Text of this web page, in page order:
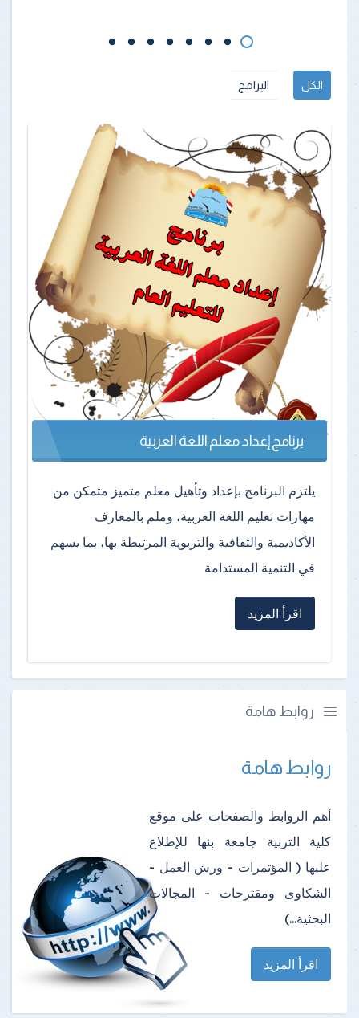
الكل البرامج
برنامج إعداد معلم اللغة العربية
يلتزم البرنامج بإعداد وتأهيل معلم متميز متمكن من
مهارات تعليم اللغة العربية، وملم بالمعارف
الأكاديمية والثقافية والتربوية المرتبطة بها، بما يسهم
في التنمية المستدامة
اقرأ المزيد
روابط هامة
روابط هامة
أهم الروابط والصفحات على موقع
كلية التربية جامعة بنها للإطلاع
عليها ( المؤتمرات - ورش العمل -
الشكاوى ومقترحات - المجالات
البحثية...)
اقرأ المزيد